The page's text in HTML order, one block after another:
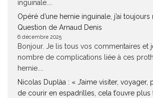
inguinale....
Opéré d’une hernie inguinale, j’ai toujours
Question de Arnaud Denis
6 décembre 2025
Bonjour. Je lis tous vos commentaires et
nombre de complications liée à ces
hernie....
Nicolas Duplàa : « J’aime visiter, voyager,
de courir en espadrilles, cela t’ouvre plus